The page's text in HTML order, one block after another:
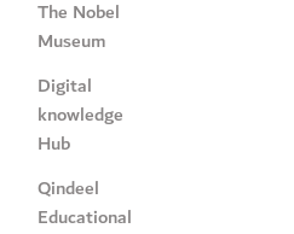
The Nobel
Museum
Digital
knowledge
Hub
Qindeel
Educational